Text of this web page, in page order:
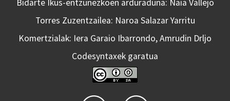
Bidarte Ikus-entzunezkoen arduraduna: Naia Vallejo
Torres Zuzentzailea: Naroa Salazar Yarritu
Komertzialak: Iera Garaio Ibarrondo, Amrudin Drljo
Codesyntaxek garatua